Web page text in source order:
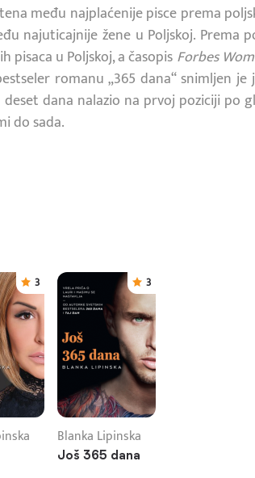
među najplaćenije pisce prema
najuticajnije žene u Poljskoj. Prema
pisaca u Poljskoj, a časopis Forbes
romanu „365 dana“ snimljen
dana nalazio na prvoj poziciji po
do sada.
3 3
Blanka Lipinska
Još 365 dana